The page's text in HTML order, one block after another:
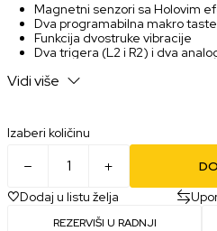
Magnetni senzori sa Holovim
Dva programabilna makro
Funkcija dvostruke vibracije
Dva trigera (L2 i R2) i dva
LED pozadinsko osvetljenje
Kompatibilnost: PC, PS3
Vidi više
Izaberi količinu
Dodaj u listu želja
REZERVIŠI U RADNJI